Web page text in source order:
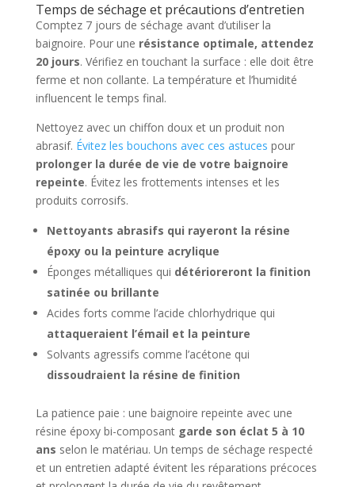
Temps de séchage et précautions d’entretien
Comptez 7 jours de séchage avant d’utiliser la
baignoire. Pour une résistance optimale, attendez
20 jours. Vérifiez en touchant la surface : elle doit être
ferme et non collante. La température et l’humidité
influencent le temps final.
Nettoyez avec un chiffon doux et un produit non
abrasif. Évitez les bouchons avec ces astuces pour
prolonger la durée de vie de votre baignoire
repeinte. Évitez les frottements intenses et les
produits corrosifs.
Nettoyants abrasifs qui rayeront la résine
époxy ou la peinture acrylique
Éponges métalliques qui détérioreront la finition
satinée ou brillante
Acides forts comme l’acide chlorhydrique qui
attaqueraient l’émail et la peinture
Solvants agressifs comme l’acétone qui
dissoudraient la résine de finition
La patience paie : une baignoire repeinte avec une
résine époxy bi-composant garde son éclat 5 à 10
ans selon le matériau. Un temps de séchage respecté
et un entretien adapté évitent les réparations précoces